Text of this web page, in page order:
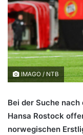
IMAGO / NTB
Bei der Suche
Hansa Rostock
norwegischen